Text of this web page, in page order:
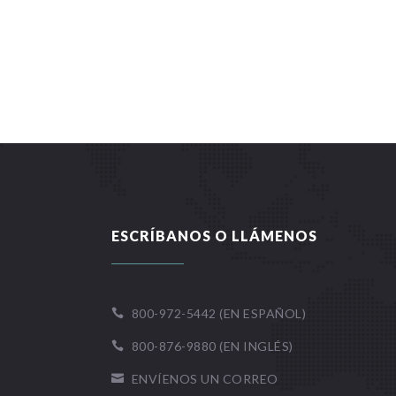
ESCRÍBANOS O LLÁMENOS
 800-972-5442 (EN ESPAÑOL)
 800-876-9880 (EN INGLÉS)
 ENVÍENOS UN CORREO